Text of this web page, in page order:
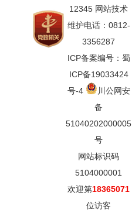
12345 网站技术
维护电话：0812-
3356287
ICP备案编号：蜀
ICP备19033424
号-4
川公网安
备
51040202000005
号
网站标识码
5104000001
欢迎第18365071
位访客